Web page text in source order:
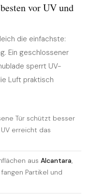
vor UV und
die einfachste:
Ein geschlossener
sperrt UV-
Luft praktisch
Tür schützt besser
erreicht das
aus Alcantara
Partikel und